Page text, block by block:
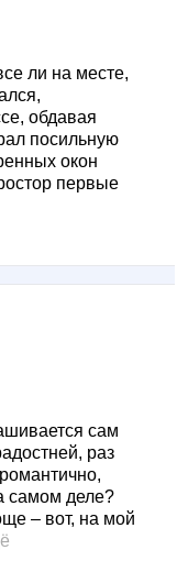
ли на месте,
обдавая
посильную
окон
первые
сам
раз
самом деле?
– вот, на мой